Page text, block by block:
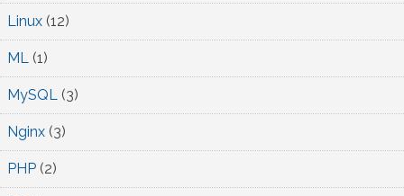
Linux (12)
ML (1)
MySQL (3)
Nginx (3)
PHP (2)